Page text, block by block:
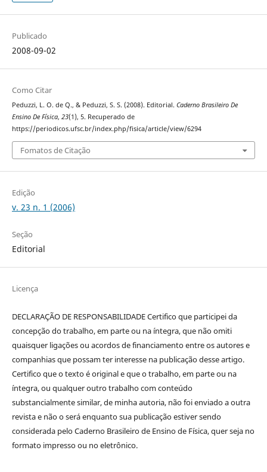
Publicado
2008-09-02
Como Citar
Peduzzi, L. O. de Q., & Peduzzi, S. S. (2008). Editorial. Caderno Brasileiro De
Ensino De Física, 23(1), 5. Recuperado de
https://periodicos.ufsc.br/index.php/fisica/article/view/6294
Fomatos de Citação
Edição
v. 23 n. 1 (2006)
Seção
Editorial
Licença
DECLARAÇÃO DE RESPONSABILIDADE Certifico que participei da
concepção do trabalho, em parte ou na íntegra, que não omiti
quaisquer ligações ou acordos de financiamento entre os autores e
companhias que possam ter interesse na publicação desse artigo.
Certifico que o texto é original e que o trabalho, em parte ou na
íntegra, ou qualquer outro trabalho com conteúdo
substancialmente similar, de minha autoria, não foi enviado a outra
revista e não o será enquanto sua publicação estiver sendo
considerada pelo Caderno Brasileiro de Ensino de Física, quer seja no
formato impresso ou no eletrônico.